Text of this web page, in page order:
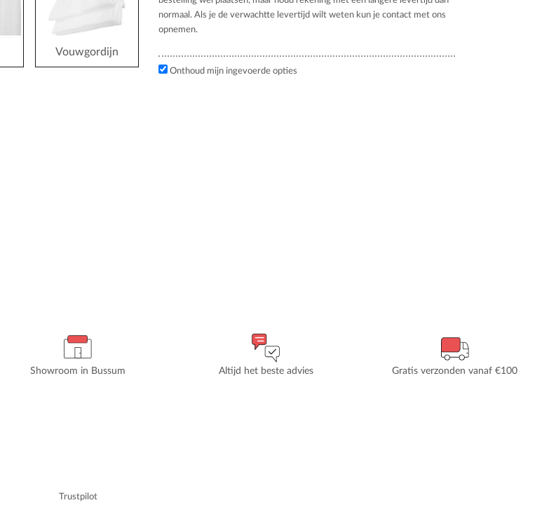
Vouwgordijn
normaal. Als je de verwachtte levertijd wilt weten kun je contact met ons
opnemen.
Onthoud mijn ingevoerde opties
Showroom in Bussum Altijd het beste advies Gratis verzonden vanaf €100
Trustpilot